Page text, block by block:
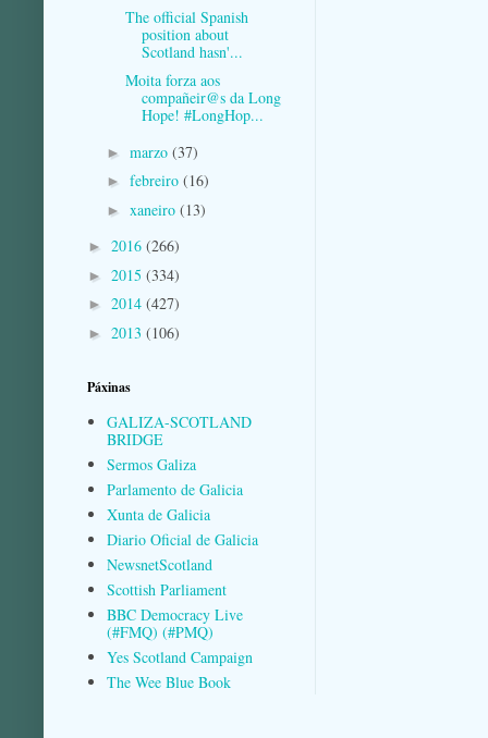
The official Spanish
position about
Scotland hasn'...
Moita forza aos
compañeir@s da Long
Hope! #LongHop...
► marzo (37)
► febreiro (16)
► xaneiro (13)
► 2016 (266)
► 2015 (334)
► 2014 (427)
► 2013 (106)
Páxinas
GALIZA-SCOTLAND
BRIDGE
Sermos Galiza
Parlamento de Galicia
Xunta de Galicia
Diario Oficial de Galicia
NewsnetScotland
Scottish Parliament
BBC Democracy Live
(#FMQ) (#PMQ)
Yes Scotland Campaign
The Wee Blue Book